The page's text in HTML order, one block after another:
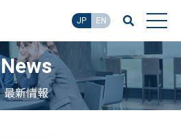
JP EN
News
最新情報